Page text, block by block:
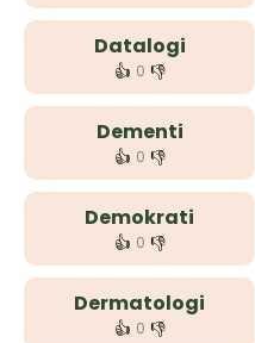
Datalogi
👍 0 👎
Dementi
👍 0 👎
Demokrati
👍 0 👎
Dermatologi
👍 0 👎